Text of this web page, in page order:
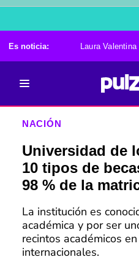
Es noticia: Laura
NACIÓN
Universidad de
10 tipos de
98 % de la
La institución es
académica y por ser
recintos académicos
internacionales.